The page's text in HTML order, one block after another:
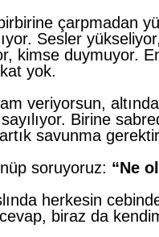
çarpmadan
Sesler
kimse duymuyor.
yok.
veriyorsun,
sayılıyor. Birine
savunma
soruyoruz: “Ne
herkesin
biraz da